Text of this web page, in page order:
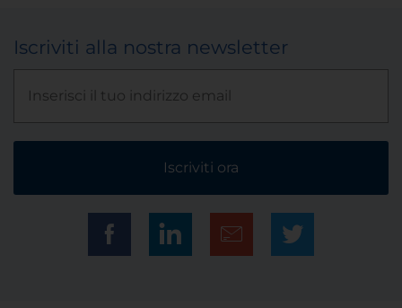
Iscriviti alla nostra newsletter
Iscriviti ora